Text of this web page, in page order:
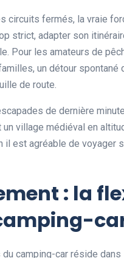
circuits fermés, la vraie
strict, adapter son
Pour les amateurs de
un détour spontané
de route.
de dernière
un village médiéval en
il est agréable de
: la
du camping-car réside